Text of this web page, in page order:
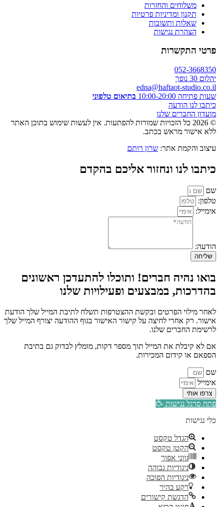
משלוחים והחזרות
תקנון ומדיניות פרטיות
שאלות ותשובות
הצהרת נגישות
פרטי התקשרות
052-3668350
יהלום 30 נופך
edna@haftaot-studio.co.il
שעות פתיחה 10:00-20:00
בתיאום טלפוני
כיתבו לנו הודעה
מועדון החברים שלנו
© 2026 כל הזכויות שמורות להפתעות. אין לעשות שימוש בתוכן האתר
ללא אישור מראש בכתב.
עיצוב והקמת אתר: שרון רותם
כיתבו לנו ונחזור אליכם בהקדם
שם
טלפון:
אימייל:
הודעה:
שליחה
בואו נהיה חברים! ותוכלו להתעדכן ראשונים
בהדרכות, במבצעים ופעילויות שלנו
לאחר מילוי הפרטים ובקשת ההצטרפות תשלח לתיבת המייל שלך הודעת
אישור. רק אחרי לחיצה על קישור האישור בגוף ההודעה יצורף המייל שלך
לרשימת החברים שלנו.
אם לא קיבלת את המייל תוך מספר דקות, מומלץ לבדוק גם בתיבת
הספאם או קידום המכירות.
שם
אימייל
צרפו אותי
פתח סרגל נגישות
כלי נגישות
הגדל טקסט
הקטן טקסט
גווני אפור
ניגודיות גבוהה
ניגודיות הפוכה
רקע בהיר
הדגשת קישורים